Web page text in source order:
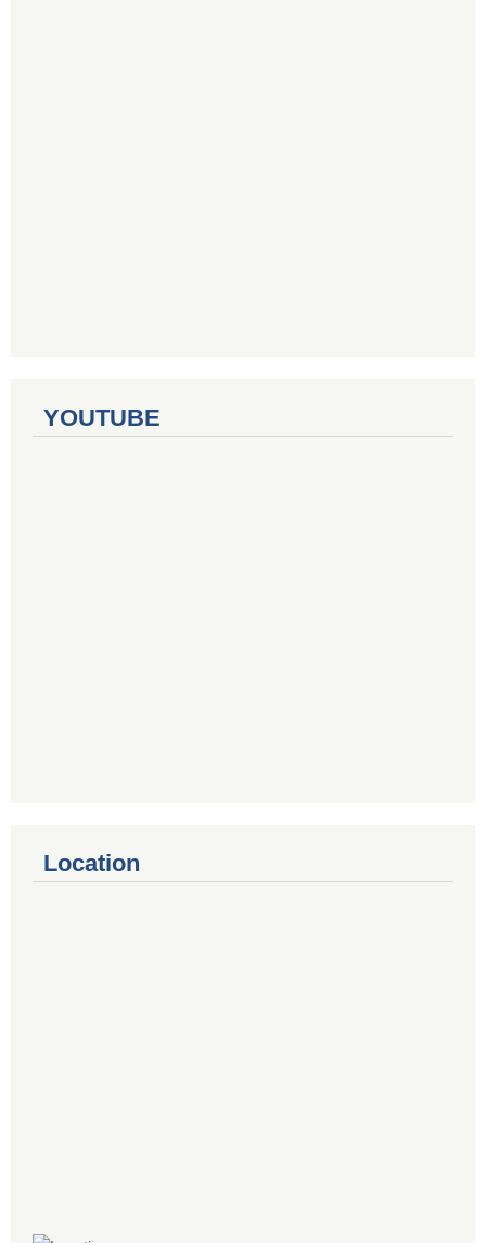
YOUTUBE
Location